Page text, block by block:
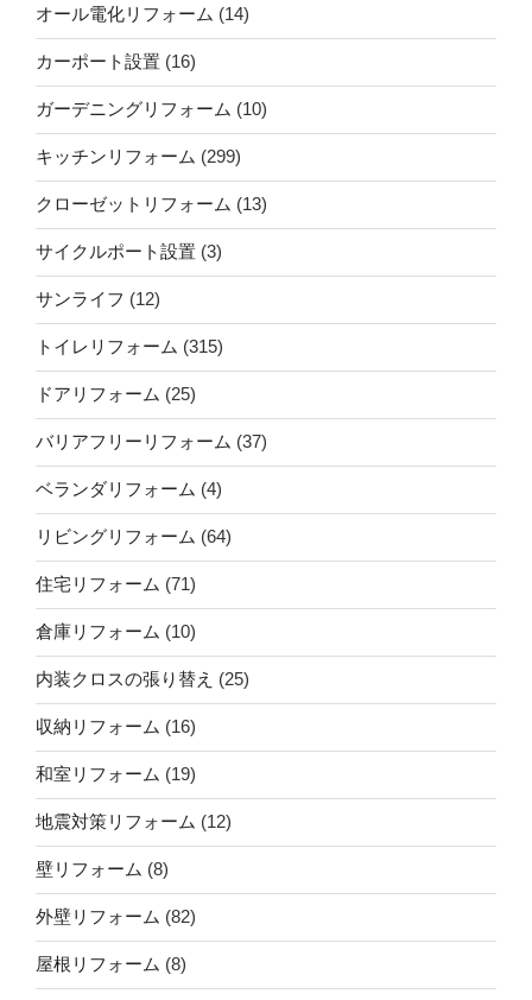
オール電化リフォーム (14)
カーポート設置 (16)
ガーデニングリフォーム (10)
キッチンリフォーム (299)
クローゼットリフォーム (13)
サイクルポート設置 (3)
サンライフ (12)
トイレリフォーム (315)
ドアリフォーム (25)
バリアフリーリフォーム (37)
ベランダリフォーム (4)
リビングリフォーム (64)
住宅リフォーム (71)
倉庫リフォーム (10)
内装クロスの張り替え (25)
収納リフォーム (16)
和室リフォーム (19)
地震対策リフォーム (12)
壁リフォーム (8)
外壁リフォーム (82)
屋根リフォーム (8)